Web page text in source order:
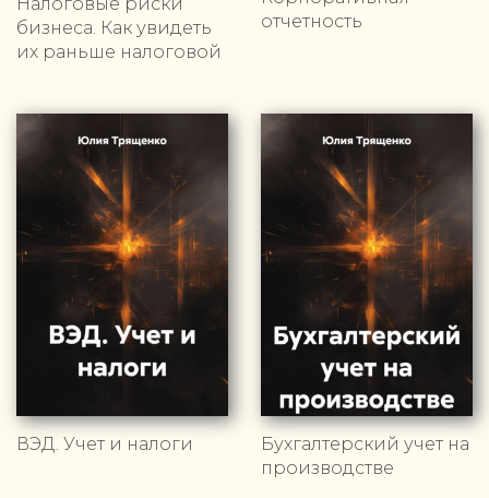
бизнеса. Как увидеть
их раньше налоговой
отчетность
ВЭД. Учет и налоги
Бухгалтерский учет на
производстве